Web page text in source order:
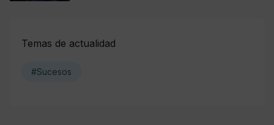
Temas de actualidad
#Sucesos